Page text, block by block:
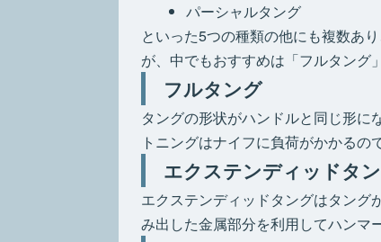
パーシャルタング
といった5つの種類の他にも複数あ
が、中でもおすすめは「フルタング
フルタング
タングの形状がハンドルと同じ形
トニングはナイフに負荷がかかるの
エクステンディッドタ
エクステンディッドタングはタング
み出した金属部分を利用してハンマ